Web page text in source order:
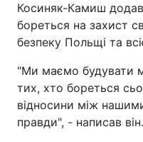
Косиняк-Камиш
бореться на захист
безпеку Польщі та
"Ми маємо будувати
тих, хто бореться
відносини між
правди", - написав він.